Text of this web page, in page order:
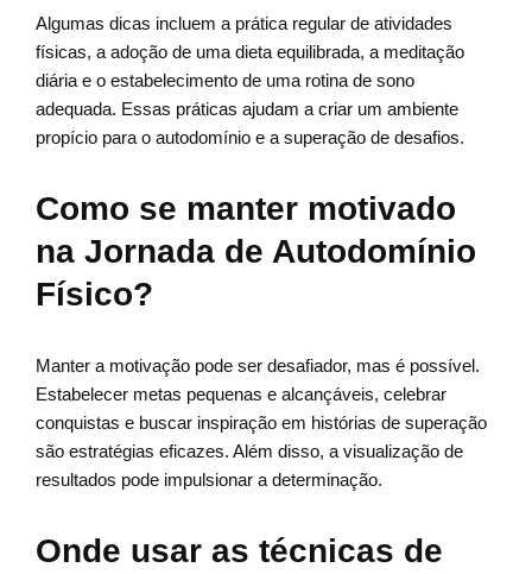
Algumas dicas incluem a prática regular de atividades
físicas, a adoção de uma dieta equilibrada, a meditação
diária e o estabelecimento de uma rotina de sono
adequada. Essas práticas ajudam a criar um ambiente
propício para o autodomínio e a superação de desafios.
Como se manter motivado
na Jornada de Autodomínio
Físico?
Manter a motivação pode ser desafiador, mas é possível.
Estabelecer metas pequenas e alcançáveis, celebrar
conquistas e buscar inspiração em histórias de superação
são estratégias eficazes. Além disso, a visualização de
resultados pode impulsionar a determinação.
Onde usar as técnicas de